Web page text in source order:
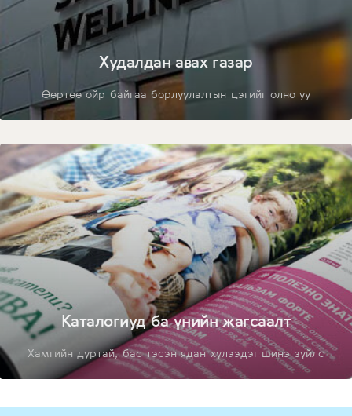
Худалдан авах газар
Өөртөө ойр байгаа борлуулалтын цэгийг олно уу
Каталогиуд ба үнийн жагсаалт
Хамгийн дуртай, бас тэсэн ядан хүлээдэг шинэ зүйлс